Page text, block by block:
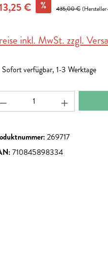
€ % 435,00 €
inkl. MwSt. zzgl.
Sofort verfügbar, 1-3 Werktage
Produkt Anzahl: Gib
269717
710845898334